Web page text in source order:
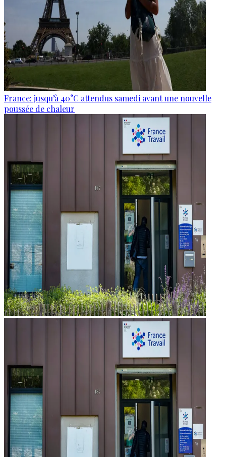
France: jusqu’à 40°C attendus samedi avant une nouvelle
poussée de chaleur